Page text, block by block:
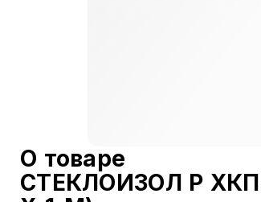
О товаре
СТЕКЛОИЗОЛ Р